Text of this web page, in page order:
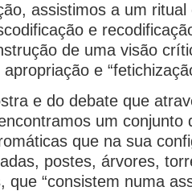
assistimos a um
e
de uma visão
e
e do debate que
um conjunto
que na sua
postes, árvores,
que “consistem numa